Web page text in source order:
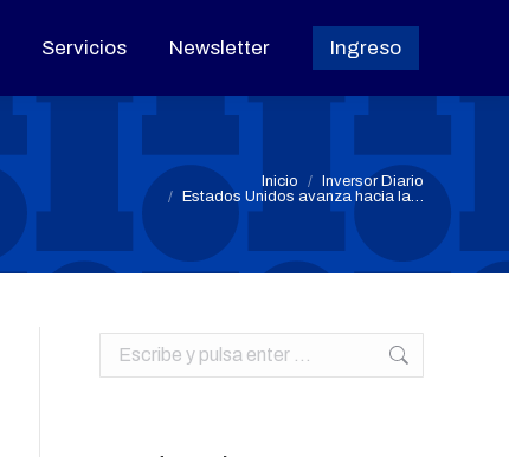
Servicios Newsletter Ingreso
Estás aquí: Inicio
Inversor Diario
Estados Unidos avanza hacia la…
Buscar:
Servicios Newsletter Ingreso